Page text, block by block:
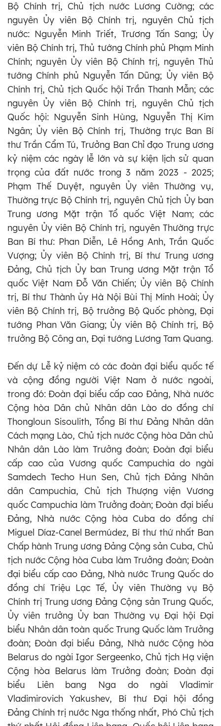
Bộ Chính trị, Chủ tịch nước Lương Cường; các
nguyên Ủy viên Bộ Chính trị, nguyên Chủ tịch
nước: Nguyễn Minh Triết, Trương Tấn Sang; Ủy
viên Bộ Chính trị, Thủ tướng Chính phủ Phạm Minh
Chính; nguyên Ủy viên Bộ Chính trị, nguyên Thủ
tướng Chính phủ Nguyễn Tấn Dũng; Ủy viên Bộ
Chính trị, Chủ tịch Quốc hội Trần Thanh Mẫn; các
nguyên Ủy viên Bộ Chính trị, nguyên Chủ tịch
Quốc hội: Nguyễn Sinh Hùng, Nguyễn Thị Kim
Ngân; Ủy viên Bộ Chính trị, Thường trực Ban Bí
thư Trần Cẩm Tú, Trưởng Ban Chỉ đạo Trung ương
kỷ niệm các ngày lễ lớn và sự kiện lịch sử quan
trọng của đất nước trong 3 năm 2023 - 2025;
Phạm Thế Duyệt, nguyên Ủy viên Thường vụ,
Thường trực Bộ Chính trị, nguyên Chủ tịch Ủy ban
Trung ương Mặt trận Tổ quốc Việt Nam; các
nguyên Ủy viên Bộ Chính trị, nguyên Thường trực
Ban Bí thư: Phan Diễn, Lê Hồng Anh, Trần Quốc
Vượng; Ủy viên Bộ Chính trị, Bí thư Trung ương
Đảng, Chủ tịch Ủy ban Trung ương Mặt trận Tổ
quốc Việt Nam Đỗ Văn Chiến; Ủy viên Bộ Chính
trị, Bí thư Thành ủy Hà Nội Bùi Thị Minh Hoài; Ủy
viên Bộ Chính trị, Bộ trưởng Bộ Quốc phòng, Đại
tướng Phan Văn Giang; Ủy viên Bộ Chính trị, Bộ
trưởng Bộ Công an, Đại tướng Lương Tam Quang.
Đến dự Lễ kỷ niệm có các đoàn đại biểu quốc tế
và cộng đồng người Việt Nam ở nước ngoài,
trong đó: Đoàn đại biểu cấp cao Đảng, Nhà nước
Cộng hòa Dân chủ Nhân dân Lào do đồng chí
Thongloun Sisoulith, Tổng Bí thư Đảng Nhân dân
Cách mạng Lào, Chủ tịch nước Cộng hòa Dân chủ
Nhân dân Lào làm Trưởng đoàn; Đoàn đại biểu
cấp cao của Vương quốc Campuchia do ngài
Samdech Techo Hun Sen, Chủ tịch Đảng Nhân
dân Campuchia, Chủ tịch Thượng viện Vương
quốc Campuchia làm Trưởng đoàn; Đoàn đại biểu
Đảng, Nhà nước Cộng hòa Cuba do đồng chí
Miguel Díaz-Canel Bermúdez, Bí thư thứ nhất Ban
Chấp hành Trung ương Đảng Cộng sản Cuba, Chủ
tịch nước Cộng hòa Cuba làm Trưởng đoàn; Đoàn
đại biểu cấp cao Đảng, Nhà nước Trung Quốc do
đồng chí Triệu Lạc Tế, Ủy viên Thường vụ Bộ
Chính trị Trung ương Đảng Cộng sản Trung Quốc,
Ủy viên trưởng Ủy ban Thường vụ Đại hội Đại
biểu Nhân dân toàn quốc Trung Quốc làm Trưởng
đoàn; Đoàn đại biểu Đảng, Nhà nước Cộng hòa
Belarus do ngài Igor Sergeenko, Chủ tịch Hạ viện
Cộng hòa Belarus làm Trưởng đoàn; Đoàn đại
biểu Liên bang Nga do ngài Vladimir
Vladimirovich Yakushev, Bí thư Đại hội đồng
Đảng Chính trị nước Nga thống nhất, Phó Chủ tịch